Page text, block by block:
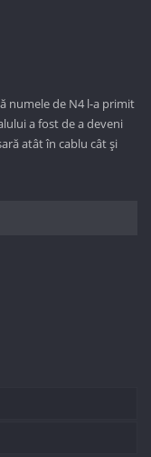
numele de N4 l-a primit
a fost de a deveni
atât în cablu cât și